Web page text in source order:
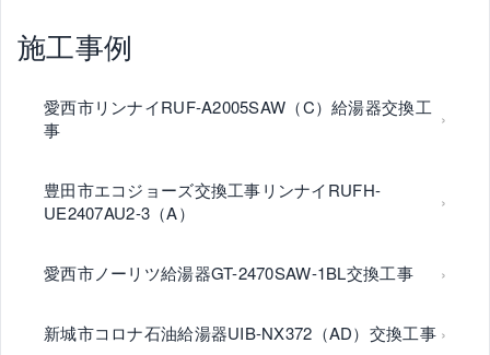
施工事例
愛西市リンナイRUF-A2005SAW（C）給湯器交換工
事
豊田市エコジョーズ交換工事リンナイRUFH-
UE2407AU2-3（A）
愛西市ノーリツ給湯器GT-2470SAW-1BL交換工事
新城市コロナ石油給湯器UIB-NX372（AD）交換工事